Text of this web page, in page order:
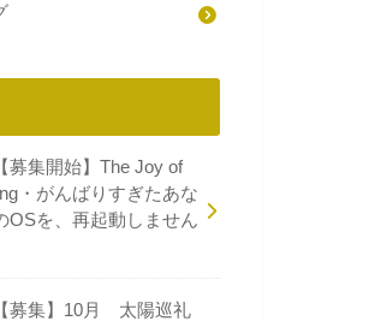
募集開始】The Joy of
・がんばりすぎたあな
OSを、再起動しません
募集】10月 太陽巡礼